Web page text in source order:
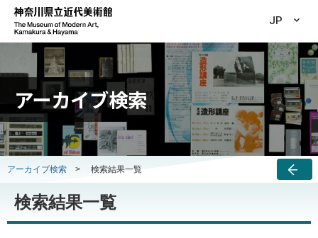
JP
アーカイブ検索
アーカイブ検索 > 検索結果一覧
検索結果一覧